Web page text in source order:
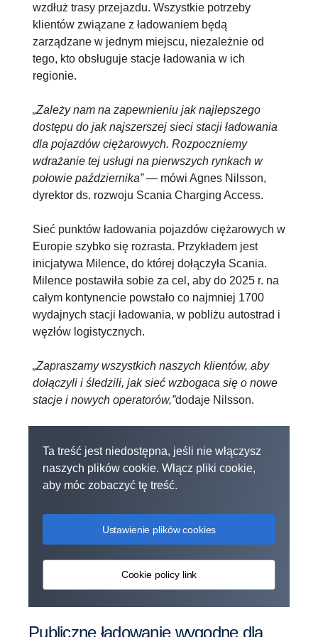
wzdłuż trasy przejazdu. Wszystkie potrzeby
klientów związane z ładowaniem będą
zarządzane w jednym miejscu, niezależnie od
tego, kto obsługuje stacje ładowania w ich
regionie.
„Zależy nam na zapewnieniu jak najlepszego
dostępu do jak najszerszej sieci stacji ładowania
dla pojazdów ciężarowych. Rozpoczniemy
wdrażanie tej usługi na pierwszych rynkach w
połowie października”— mówi Agnes Nilsson,
dyrektor ds. rozwoju Scania Charging Access.
Sieć punktów ładowania pojazdów ciężarowych w
Europie szybko się rozrasta. Przykładem jest
inicjatywa Milence, do której dołączyła Scania.
Milence postawiła sobie za cel, aby do 2025 r. na
całym kontynencie powstało co najmniej 1700
wydajnych stacji ładowania, w pobliżu autostrad i
węzłów logistycznych.
„Zapraszamy wszystkich naszych klientów, aby
dołączyli i śledzili, jak sieć wzbogaca się o nowe
stacje i nowych operatorów,”dodaje Nilsson.
Ta treść jest niedostępna, jeśli nie włączysz
naszych plików cookie. Włącz pliki cookie,
aby móc zobaczyć tę treść.
Ustawienie plików cookies
Cookie policy link
Publiczne ładowanie wygodne dla